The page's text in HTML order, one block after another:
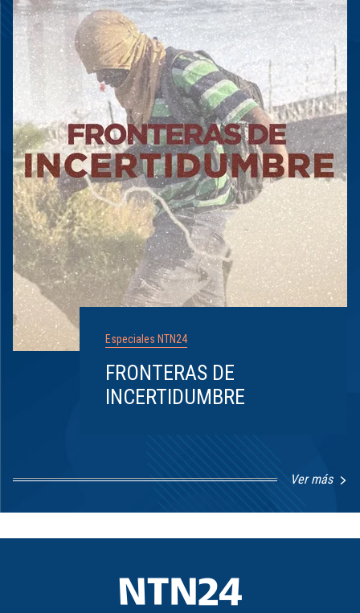
Especiales NTN24
FRONTERAS DE
INCERTIDUMBRE
Ver más
1
8